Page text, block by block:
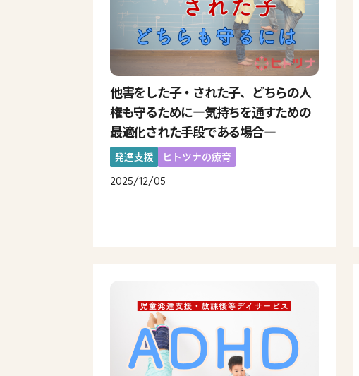
他害をした子・された子、どちらの人
権も守るために―気持ちを通すための
最適化された手段である場合―
発達支援 ヒトツナの療育
2025/12/05